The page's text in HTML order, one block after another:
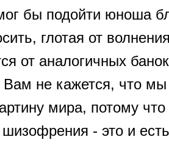
бы подойти юноша
глотая от
от аналогичных
не кажется, что
мира, потому
- это и